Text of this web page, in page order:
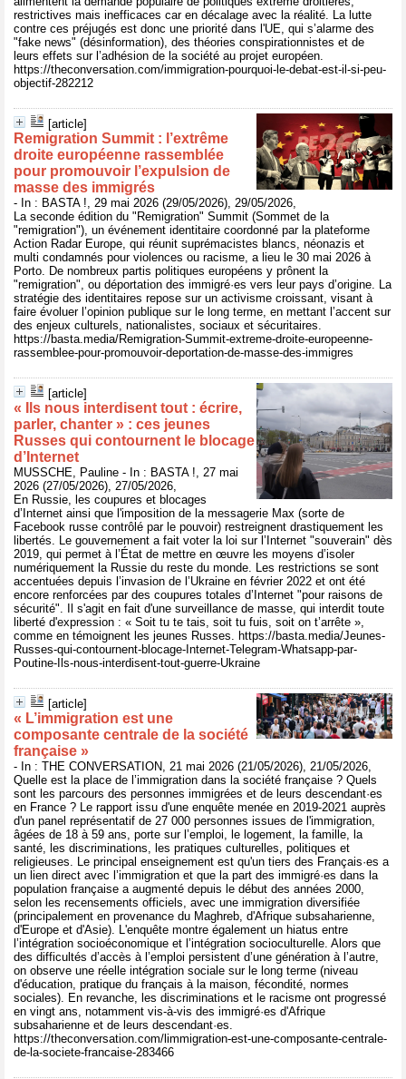
restrictives mais inefficaces car en décalage avec la réalité. La lutte
contre ces préjugés est donc une priorité dans l'UE, qui s’alarme des
"fake news" (désinformation), des théories conspirationnistes et de
leurs effets sur l’adhésion de la société au projet européen.
https://theconversation.com/immigration-pourquoi-le-debat-est-il-si-peu-
objectif-282212
[article]
Remigration Summit : l’extrême
droite européenne rassemblée
pour promouvoir l’expulsion de
masse des immigrés
- In : BASTA !, 29 mai 2026 (29/05/2026), 29/05/2026,
La seconde édition du "Remigration" Summit (Sommet de la
"remigration"), un événement identitaire coordonné par la plateforme
Action Radar Europe, qui réunit suprémacistes blancs, néonazis et
multi condamnés pour violences ou racisme, a lieu le 30 mai 2026 à
Porto. De nombreux partis politiques européens y prônent la
"remigration", ou déportation des immigré·es vers leur pays d’origine. La
stratégie des identitaires repose sur un activisme croissant, visant à
faire évoluer l’opinion publique sur le long terme, en mettant l’accent sur
des enjeux culturels, nationalistes, sociaux et sécuritaires.
https://basta.media/Remigration-Summit-extreme-droite-europeenne-
rassemblee-pour-promouvoir-deportation-de-masse-des-immigres
[article]
« Ils nous interdisent tout : écrire,
parler, chanter » : ces jeunes
Russes qui contournent le blocage
d’Internet
MUSSCHE, Pauline - In : BASTA !, 27 mai
2026 (27/05/2026), 27/05/2026,
En Russie, les coupures et blocages
d’Internet ainsi que l'imposition de la messagerie Max (sorte de
Facebook russe contrôlé par le pouvoir) restreignent drastiquement les
libertés. Le gouvernement a fait voter la loi sur l’Internet "souverain" dès
2019, qui permet à l’État de mettre en œuvre les moyens d’isoler
numériquement la Russie du reste du monde. Les restrictions se sont
accentuées depuis l’invasion de l’Ukraine en février 2022 et ont été
encore renforcées par des coupures totales d’Internet "pour raisons de
sécurité". Il s'agit en fait d'une surveillance de masse, qui interdit toute
liberté d'expression : « Soit tu te tais, soit tu fuis, soit on t’arrête »,
comme en témoignent les jeunes Russes. https://basta.media/Jeunes-
Russes-qui-contournent-blocage-Internet-Telegram-Whatsapp-par-
Poutine-Ils-nous-interdisent-tout-guerre-Ukraine
[article]
« L’immigration est une
composante centrale de la société
française »
- In : THE CONVERSATION, 21 mai 2026 (21/05/2026), 21/05/2026,
Quelle est la place de l’immigration dans la société française ? Quels
sont les parcours des personnes immigrées et de leurs descendant·es
en France ? Le rapport issu d'une enquête menée en 2019-2021 auprès
d'un panel représentatif de 27 000 personnes issues de l'immigration,
âgées de 18 à 59 ans, porte sur l’emploi, le logement, la famille, la
santé, les discriminations, les pratiques culturelles, politiques et
religieuses. Le principal enseignement est qu'un tiers des Français·es a
un lien direct avec l’immigration et que la part des immigré·es dans la
population française a augmenté depuis le début des années 2000,
selon les recensements officiels, avec une immigration diversifiée
(principalement en provenance du Maghreb, d'Afrique subsaharienne,
d'Europe et d'Asie). L'enquête montre également un hiatus entre
l’intégration socioéconomique et l’intégration socioculturelle. Alors que
des difficultés d’accès à l’emploi persistent d’une génération à l’autre,
on observe une réelle intégration sociale sur le long terme (niveau
d'éducation, pratique du français à la maison, fécondité, normes
sociales). En revanche, les discriminations et le racisme ont progressé
en vingt ans, notamment vis-à-vis des immigré·es d'Afrique
subsaharienne et de leurs descendant·es.
https://theconversation.com/limmigration-est-une-composante-centrale-
de-la-societe-francaise-283466